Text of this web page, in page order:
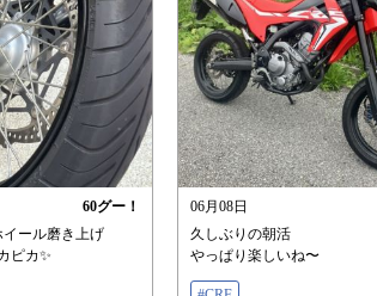
60グー！
ール磨き上げ
ピカ✨
06月08日
久しぶりの朝活
やっぱり楽しいね〜